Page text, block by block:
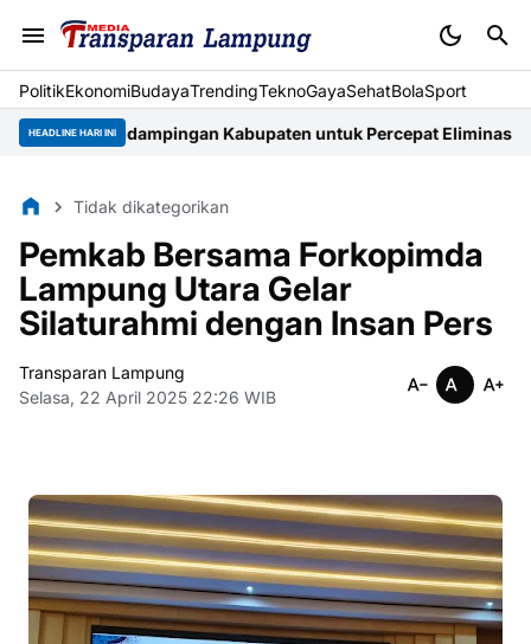
PolitikEkonomiBudayaTrendingTeknoGayaSehatBolaSport
HEADLINE HARI INI
Pendampingan Kabupaten untuk Percepat Eliminasi TBC di
Tidak dikategorikan
Pemkab Bersama Forkopimda
Lampung Utara Gelar
Silaturahmi dengan Insan Pers
Transparan Lampung
Selasa, 22 April 2025 22:26 WIB